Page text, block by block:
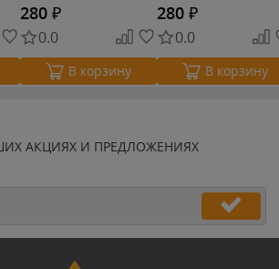
280 ₽
0.0
В корзину
280 ₽
0.0
В корзину
АКЦИЯХ И ПРЕДЛОЖЕНИЯХ